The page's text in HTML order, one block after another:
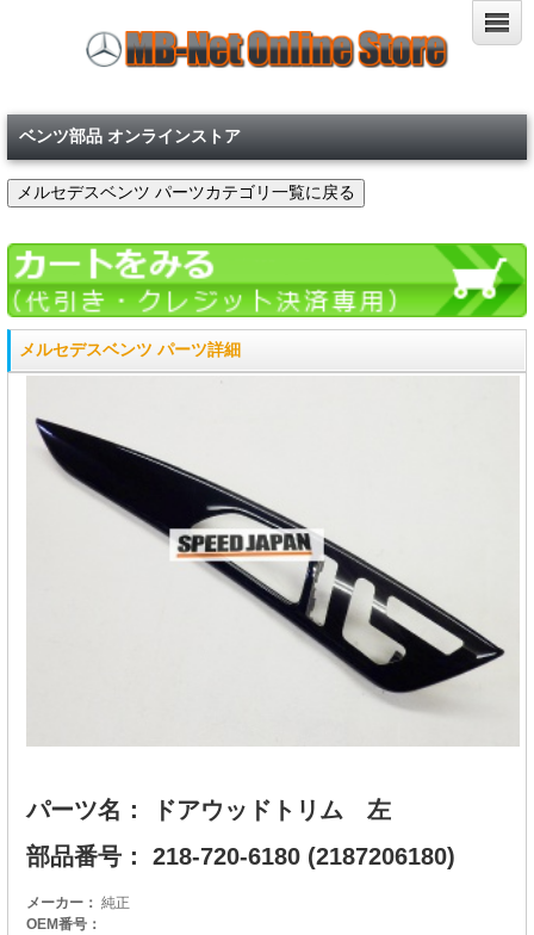
ベンツ部品 オンラインストア
メルセデスベンツ パーツ詳細
パーツ名： ドアウッドトリム 左
部品番号： 218-720-6180 (2187206180)
メーカー： 純正
OEM番号：